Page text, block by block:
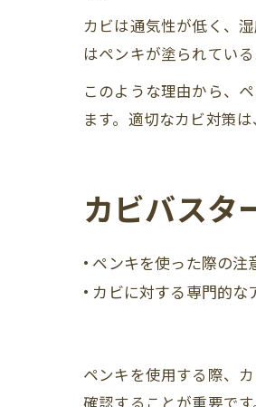
カビは通気性が低く、
はペンキが塗られてい
このような理由から、
ます。適切なカビ対策
カビバスタ
• ペンキを使った際の注
• カビに対する専門的
ペンキを使用する際、
確認することが重要で